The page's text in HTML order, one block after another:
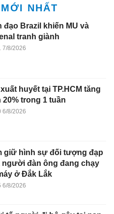
NHẤT
đạo Brazil khiến MU và
tranh giành
7/8/2026
huyết tại TP.HCM tăng
20% trong 1 tuần
6/8/2026
giữ hình sự đối tượng đạp
người đàn ông đang chạy
ở Đắk Lắk
6/8/2026